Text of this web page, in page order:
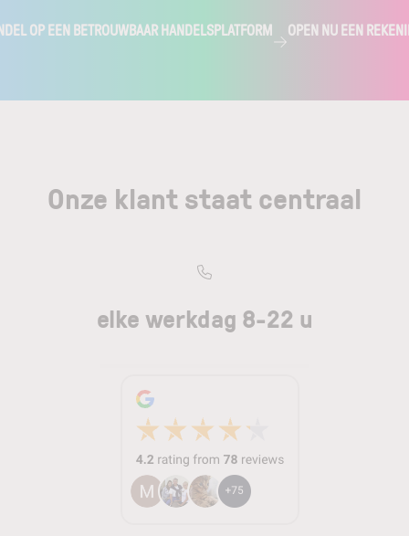
OP EEN BETROUWBAAR HANDELSPLATFORM OPEN NU EEN
Onze klant staat centraal
elke werkdag 8-22 u